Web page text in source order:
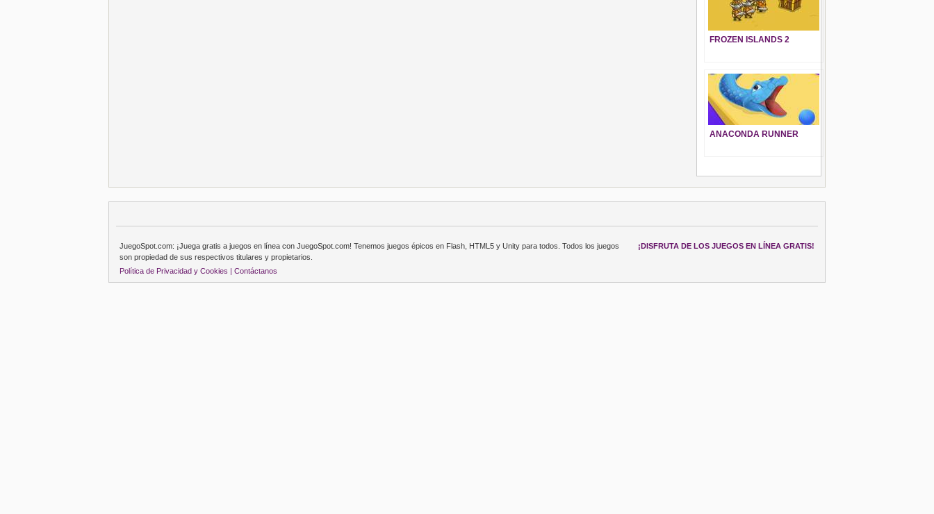
FROZEN ISLANDS 2
ANACONDA RUNNER
¡DISFRUTA DE LOS JUEGOS EN LÍNEA GRATIS!
JuegoSpot.com: ¡Juega gratis a juegos en línea con JuegoSpot.com! Tenemos juegos épicos en Flash, HTML5 y Unity para todos. Todos los juegos
son propiedad de sus respectivos titulares y propietarios.
Política de Privacidad y Cookies | Contáctanos